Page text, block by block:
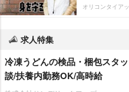
オリコンタイア
求人特集
冷凍うどんの検品・梱包スタ
談/扶養内勤務OK/高時給